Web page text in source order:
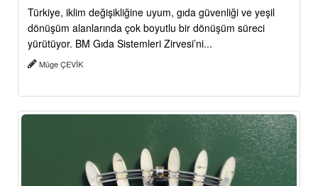
Türkiye, iklim değişikliğine uyum, gıda güvenliği ve yeşil
dönüşüm alanlarında çok boyutlu bir dönüşüm süreci
yürütüyor. BM Gıda Sistemleri Zirvesi’ni...
Müge ÇEVİK